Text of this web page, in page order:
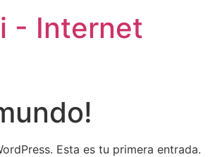
- Internet
Esta es tu primera entrada.